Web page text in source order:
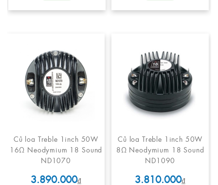
Củ loa Treble 1inch 50W
16Ω Neodymium 18 Sound
ND1070
3.890.000₫
Củ loa Treble 1inch 50W
8Ω Neodymium 18 Sound
ND1090
3.810.000₫